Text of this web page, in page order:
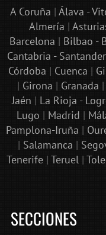
A Coruña | Álava -
Almería |
Barcelona | Bilbao -
Cantabria - Santander
Córdoba | Cuenca |
| Girona | Granada |
Jaén | La Rioja -
Lugo | Madrid |
Pamplona-Iruña |
| Salamanca |
Tenerife| Teruel|
SECCIONES